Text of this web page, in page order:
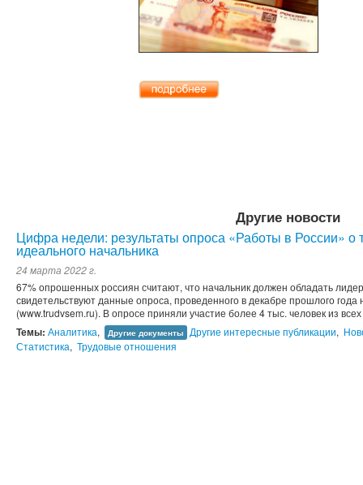
Другие новости
Цифра недели: результаты опроса «Работы в России» о
идеального начальника
24 марта 2022 г.
67% опрошенных россиян считают, что начальник должен обладать
свидетельствуют данные опроса, проведенного в декабре прошлого
(www.trudvsem.ru). В опросе приняли участие более 4 тыс. человек из
Темы: Аналитика, Другие документы Другие интересные публикации,
Статистика, Трудовые отношения